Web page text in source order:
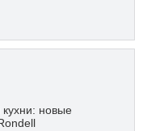
новые